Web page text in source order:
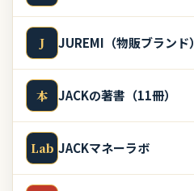
J JUREMI（物販ブランド）
本 JACKの著書（11冊）
Lab JACKマネーラボ